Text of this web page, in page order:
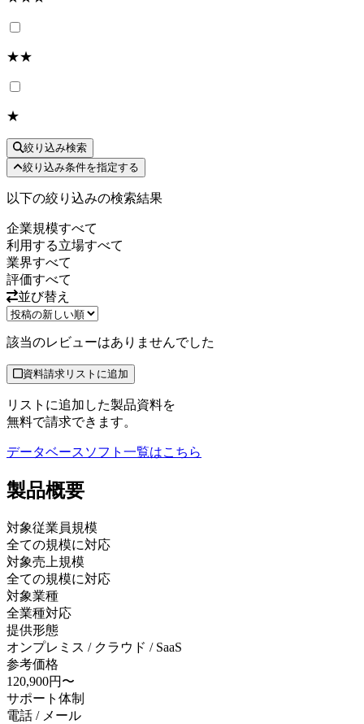
★★
★
絞り込み検索
絞り込み条件を指定する
以下の絞り込みの検索結果
企業規模すべて
利用する立場すべて
業界すべて
評価すべて
並び替え
該当のレビューはありませんでした
資料請求リストに追加
リストに追加した製品資料を
無料で請求できます。
データベースソフト 一覧はこちら
製品概要
対象従業員規模
全ての規模に対応
対象売上規模
全ての規模に対応
対象業種
全業種対応
提供形態
オンプレミス / クラウド / SaaS
参考価格
120,900円〜
サポート体制
電話 / メール